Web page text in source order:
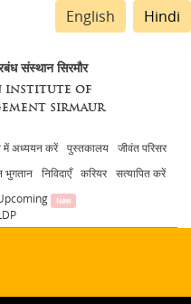
English Hindi
संस्थान सिरमौर
INSTITUTE OF
SIRMAUR
में अध्ययन करें पुस्तकालय
जीवंत परिसर
भुगतान निविदाएँ करियर सत्यापित करें